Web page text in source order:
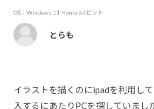
OS：Windows 11 Home 64ビット
とらも
イラストを描くのにipadを利用し
入するにあたりPCを探していまし